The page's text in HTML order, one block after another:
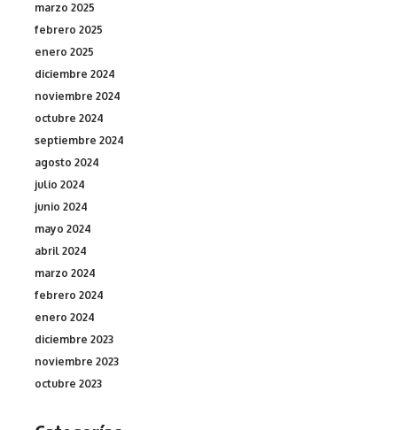
marzo 2025
febrero 2025
enero 2025
diciembre 2024
noviembre 2024
octubre 2024
septiembre 2024
agosto 2024
julio 2024
junio 2024
mayo 2024
abril 2024
marzo 2024
febrero 2024
enero 2024
diciembre 2023
noviembre 2023
octubre 2023